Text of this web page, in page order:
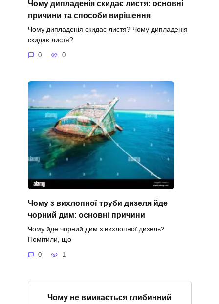
Чому дипладенія скидає листя: основні
причини та способи вирішення
Чому дипладенія скидає листя? Чому дипладенія
скидає листя?
0 0
Чому з вихлопної труби дизеля йде
чорний дим: основні причини
Чому йде чорний дим з вихлопної дизель?
Помітили, що
0 1
Чому не вмикається глибинний